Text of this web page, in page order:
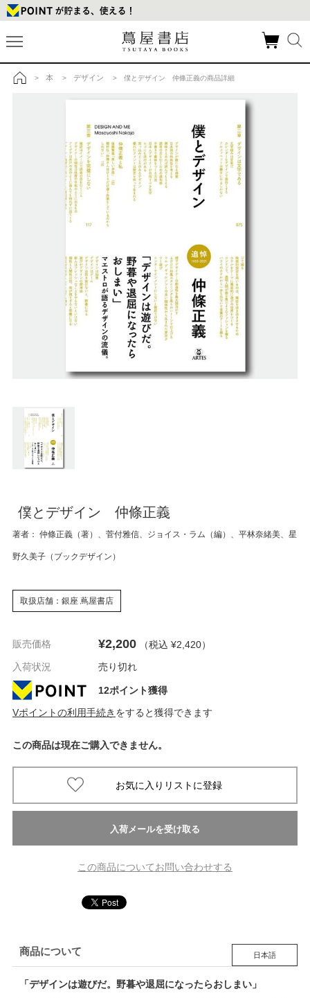
> 本 > デザイン > 僕とデザイン 仲條正義の商品詳細
僕とデザイン 仲條正義
著者： 仲條正義（著）、菅付雅信、ジョイス・ラム（編）、平林奈緒美、星
野久美子（ブックデザイン）
取扱店舗：銀座 蔦屋書店
販売価格 ¥2,200 （税込 ¥2,420）
入荷状況
売り切れ
12ポイント獲得
Vポイントの利用手続き をすると獲得できます
この商品は現在ご購入できません。
この商品についてお問い合わせする
商品について 日本語
「デザインは遊びだ。野暮や退屈になったらおしまい」